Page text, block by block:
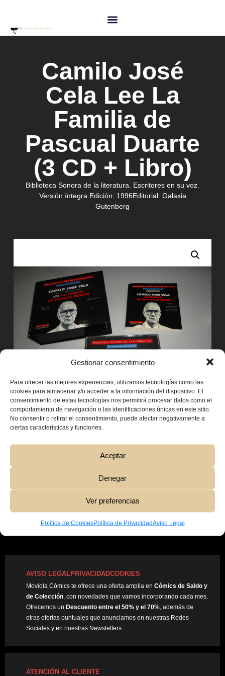
Gestionar consentimiento
Para ofrecer las mejores experiencias, utilizamos tecnologías como las
cookies para almacenar y/o acceder a la información del dispositivo. El
consentimiento de estas tecnologías nos permitirá procesar datos como el
comportamiento de navegación o las identificaciones únicas en este sitio.
No consentir o retirar el consentimiento, puede afectar negativamente a
ciertas características y funciones.
Aceptar
Denegar
Ver preferencias
Política de CookiesPolítica de PrivacidadAviso Legal
Camilo José
Cela Lee La
Familia de
Pascual Duarte
(3 CD + Libro)
Biblioteca Sonora de la literatura. Escritores en su voz.
Versión íntegra.Edición: 1996Editorial: Galaxia
Gutenberg
10,00€
Añadir Al Carrito
AVISO LEGALPRIVACIDADCOOKIES
Moviola Cómics te ofrece una oferta amplia en Cómics de Saldo y
de Colección, con novedades que vamos incorporando cada mes.
Ofrecemos un Descuento entre el 50% y el 70%, además de
otras ofertas puntuales que anunciamos en nuestras Redes
Sociales y en nuestras Newsletters.
ATENCIÓN AL CLIENTE